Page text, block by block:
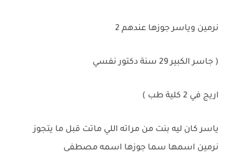
نرمين وياسر جوزها عندهم 2
( جاسر الكبير 29 سنة دكتور نفسي
اريج في 2 كلية طب )
ياسر كان ليه بنت من مراته اللي ماتت قبل ما يتجوز
نرمين اسمها سما جوزها اسمه مصطفى